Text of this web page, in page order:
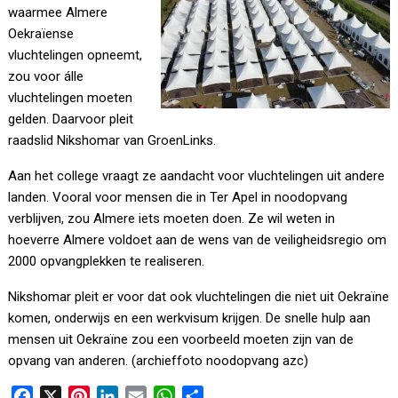
waarmee Almere
Oekraïense
vluchtelingen opneemt,
zou voor álle
vluchtelingen moeten
gelden. Daarvoor pleit
raadslid Nikshomar van GroenLinks.
Aan het college vraagt ze aandacht voor vluchtelingen uit andere
landen. Vooral voor mensen die in Ter Apel in noodopvang
verblijven, zou Almere iets moeten doen. Ze wil weten in
hoeverre Almere voldoet aan de wens van de veiligheidsregio om
2000 opvangplekken te realiseren.
Nikshomar pleit er voor dat ook vluchtelingen die niet uit Oekraïne
komen, onderwijs en een werkvisum krijgen. De snelle hulp aan
mensen uit Oekraïne zou een voorbeeld moeten zijn van de
opvang van anderen. (archieffoto noodopvang azc)